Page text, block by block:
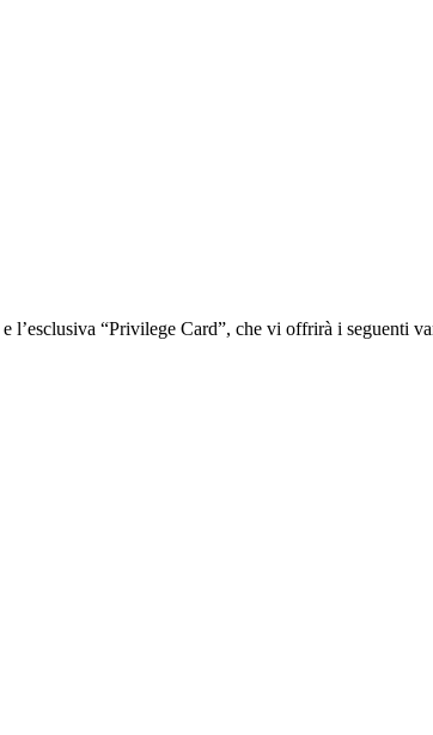
“Privilege Card”, che vi offrirà i seguenti